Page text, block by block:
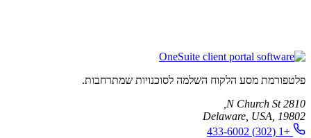
פלטפורמת מסע הלקוח השלמה לסוכנויות שמתרחבות.
2810 N Church St,
Delaware, USA, 19802
+1 (302) 433-6002